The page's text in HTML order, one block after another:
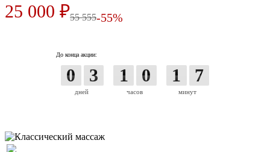
25 000 ₽55 555-55%
До конца акции:
0 3
дней
1 0
часов
1 7
минут